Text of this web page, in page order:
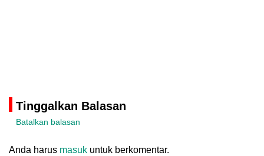
Tinggalkan Balasan
Batalkan balasan
Anda harus masuk untuk berkomentar.